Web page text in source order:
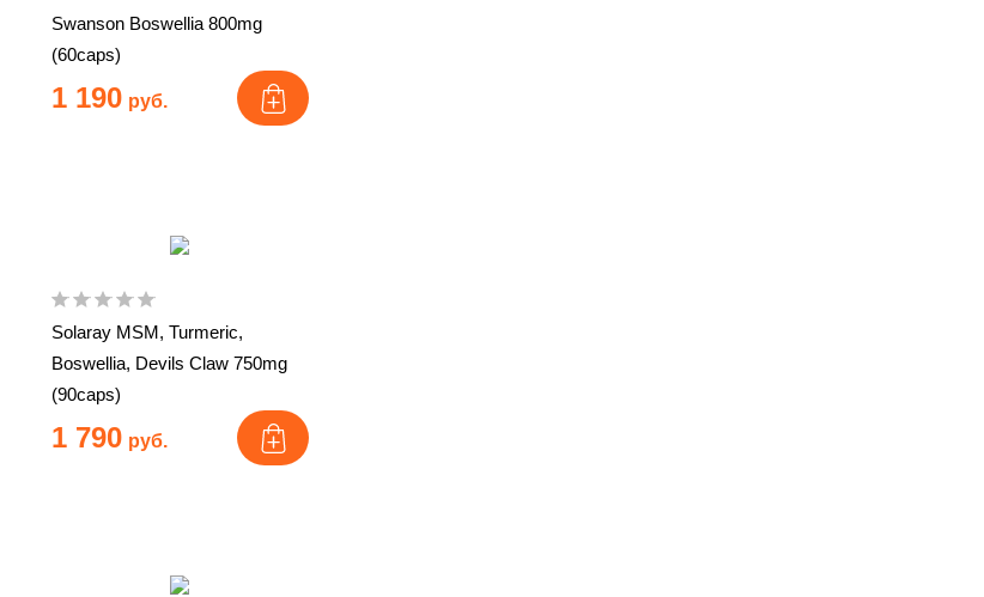
Swanson Boswellia 800mg
(60caps)
1 190 руб.
Solaray MSM, Turmeric,
Boswellia, Devils Claw 750mg
(90caps)
1 790 руб.